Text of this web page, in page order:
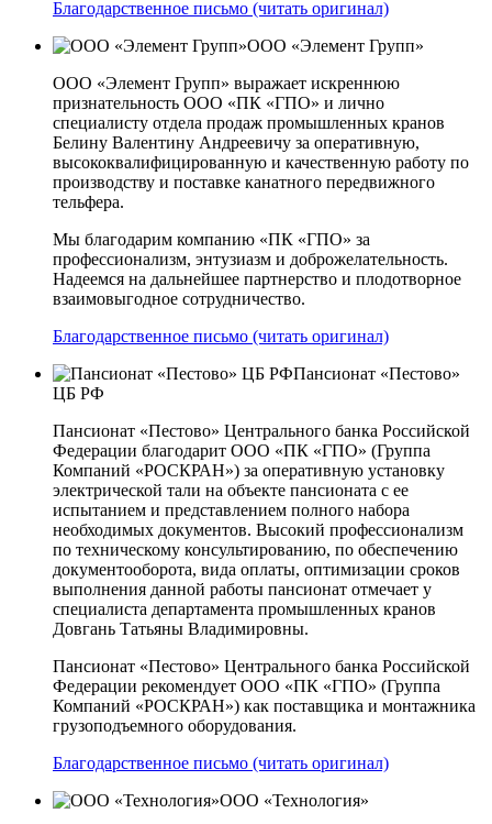
Благодарственное письмо (читать оригинал)
ООО «Элемент Групп»
ООО «Элемент Групп» выражает искреннюю
признательность ООО «ПК «ГПО» и лично
специалисту отдела продаж промышленных кранов
Белину Валентину Андреевичу за оперативную,
высококвалифицированную и качественную работу по
производству и поставке канатного передвижного
тельфера.
Мы благодарим компанию «ПК «ГПО» за
профессионализм, энтузиазм и доброжелательность.
Надеемся на дальнейшее партнерство и плодотворное
взаимовыгодное сотрудничество.
Благодарственное письмо (читать оригинал)
Пансионат «Пестово»
ЦБ РФ
Пансионат «Пестово» Центрального банка Российской
Федерации благодарит ООО «ПК «ГПО» (Группа
Компаний «РОСКРАН») за оперативную установку
электрической тали на объекте пансионата с ее
испытанием и представлением полного набора
необходимых документов. Высокий профессионализм
по техническому консультированию, по обеспечению
документооборота, вида оплаты, оптимизации сроков
выполнения данной работы пансионат отмечает у
специалиста департамента промышленных кранов
Довгань Татьяны Владимировны.
Пансионат «Пестово» Центрального банка Российской
Федерации рекомендует ООО «ПК «ГПО» (Группа
Компаний «РОСКРАН») как поставщика и монтажника
грузоподъемного оборудования.
Благодарственное письмо (читать оригинал)
ООО «Технология»